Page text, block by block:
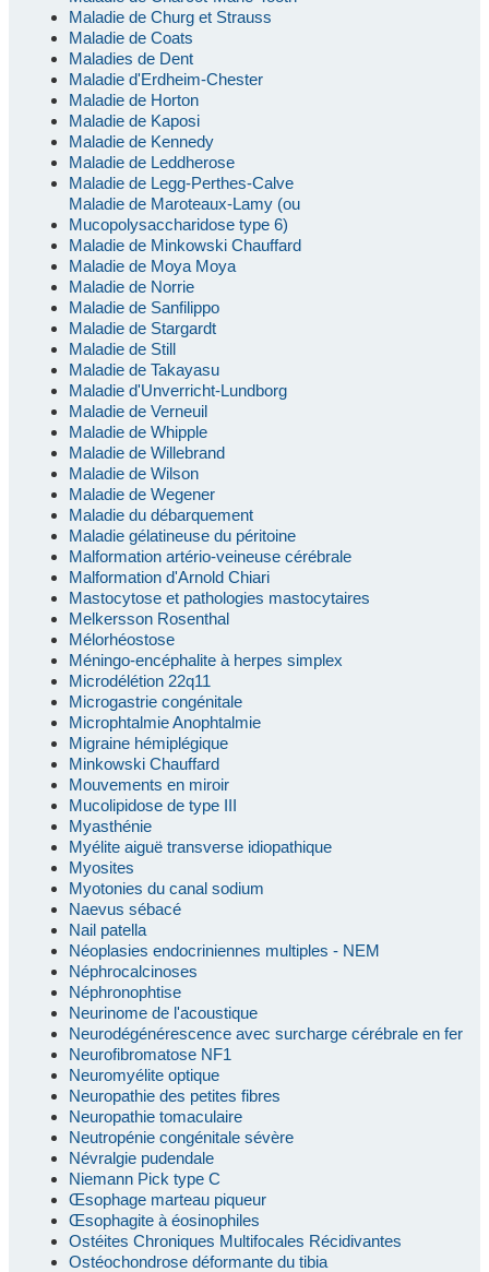
Maladie de Churg et Strauss
Maladie de Coats
Maladies de Dent
Maladie d'Erdheim-Chester
Maladie de Horton
Maladie de Kaposi
Maladie de Kennedy
Maladie de Leddherose
Maladie de Legg-Perthes-Calve
Maladie de Maroteaux-Lamy (ou
Mucopolysaccharidose type 6)
Maladie de Minkowski Chauffard
Maladie de Moya Moya
Maladie de Norrie
Maladie de Sanfilippo
Maladie de Stargardt
Maladie de Still
Maladie de Takayasu
Maladie d'Unverricht-Lundborg
Maladie de Verneuil
Maladie de Whipple
Maladie de Willebrand
Maladie de Wilson
Maladie de Wegener
Maladie du débarquement
Maladie gélatineuse du péritoine
Malformation artério-veineuse cérébrale
Malformation d'Arnold Chiari
Mastocytose et pathologies mastocytaires
Melkersson Rosenthal
Mélorhéostose
Méningo-encéphalite à herpes simplex
Microdélétion 22q11
Microgastrie congénitale
Microphtalmie Anophtalmie
Migraine hémiplégique
Minkowski Chauffard
Mouvements en miroir
Mucolipidose de type III
Myasthénie
Myélite aiguë transverse idiopathique
Myosites
Myotonies du canal sodium
Naevus sébacé
Nail patella
Néoplasies endocriniennes multiples - NEM
Néphrocalcinoses
Néphronophtise
Neurinome de l'acoustique
Neurodégénérescence avec surcharge cérébrale en fer
Neurofibromatose NF1
Neuromyélite optique
Neuropathie des petites fibres
Neuropathie tomaculaire
Neutropénie congénitale sévère
Névralgie pudendale
Niemann Pick type C
Œsophage marteau piqueur
Œsophagite à éosinophiles
Ostéites Chroniques Multifocales Récidivantes
Ostéochondrose déformante du tibia